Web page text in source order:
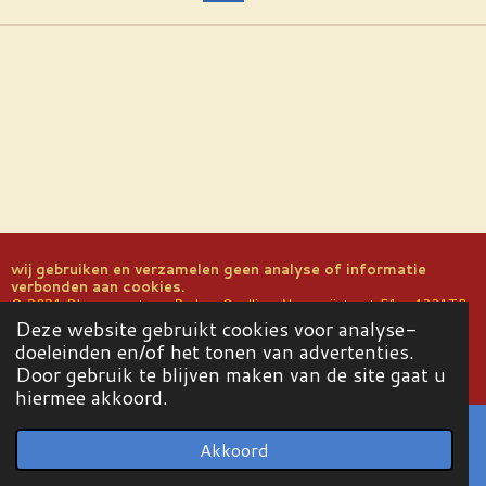
Deze website gebruikt cookies voor analyse-
doeleinden en/of het tonen van advertenties.
Door gebruik te blijven maken van de site gaat u
hiermee akkoord.
Akkoord
wij gebruiken en verzamelen geen analyse of informatie
verbonden aan cookies.
© 2021 Dharmacentrum Padma Oselling Verwerijstraat 51a 4331TB
Middelburg www.padmaoselling. eu KvK 22065668 BANK: IBAN:
NL49 INGB 0004 6392 30 BIC: INGBNL 2A email:
info@padmaoselling.nl